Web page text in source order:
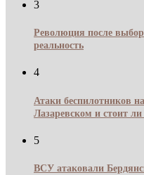
3
Революция после
реальность
4
Атаки беспилотников
Лазаревском и стоит ли
5
ВСУ атаковали